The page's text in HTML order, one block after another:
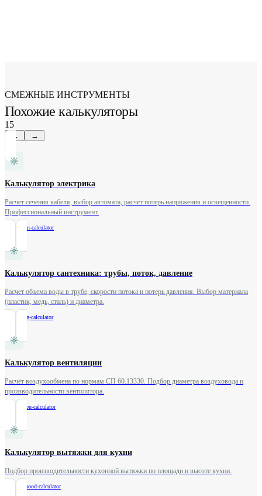
СМЕЖНЫЕ ИНСТРУМЕНТЫ
Похожие калькуляторы
15
← →
Калькулятор электрика
Расчет сечения кабеля, выбор автомата, расчет потерь напряжения и освещенности.
Профессиональный инструмент.
electrician-calculator
Калькулятор сантехника: трубы, поток, давление
Расчет объема воды в трубе, скорости потока и потерь давления. Выбор материала
(пластик, медь, сталь) и диаметра.
plumbing-calculator
Калькулятор вентиляции
Расчёт воздухообмена по нормам СП 60.13330. Подбор диаметра воздуховода и
производительности вентилятора.
ventilation-calculator
Калькулятор вытяжки для кухни
Подбор производительности кухонной вытяжки по площади и высоте кухни.
kitchen-hood-calculator